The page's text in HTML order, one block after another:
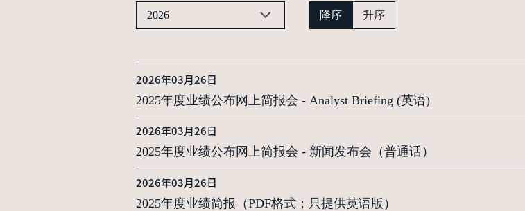
2026 降序 升序
2026年03月26日
2025年度业绩公布网上简报会 - Analyst Briefing (英语)
2026年03月26日
2025年度业绩公布网上简报会 - 新闻发布会（普通话）
2026年03月26日
2025年度业绩简报（PDF格式；只提供英语版）